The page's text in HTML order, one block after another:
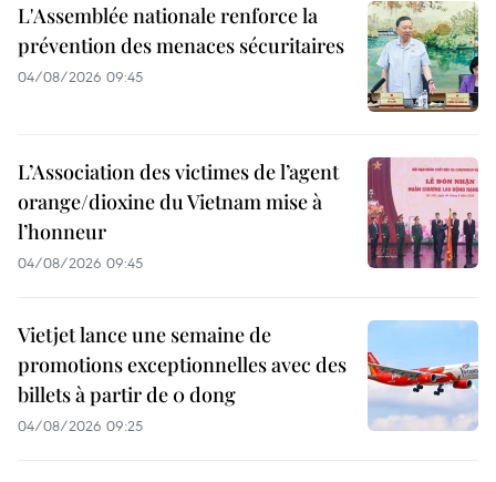
L'Assemblée nationale renforce la
prévention des menaces sécuritaires
04/08/2026 09:45
L’Association des victimes de l’agent
orange/dioxine du Vietnam mise à
l’honneur
04/08/2026 09:45
Vietjet lance une semaine de
promotions exceptionnelles avec des
billets à partir de 0 dong
04/08/2026 09:25